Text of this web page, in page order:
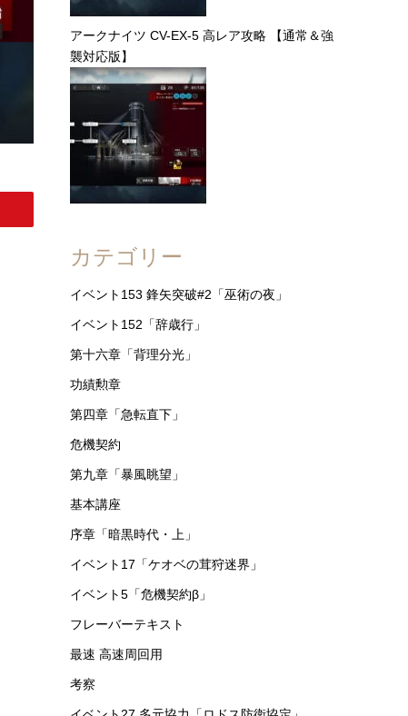
アークナイツ CV-EX-5 高レア攻略 【通常＆強
襲対応版】
カテゴリー
イベント153 鋒矢突破#2「巫術の夜」
イベント152「辞歳行」
第十六章「背理分光」
功績勲章
第四章「急転直下」
危機契約
第九章「暴風眺望」
基本講座
序章「暗黒時代・上」
イベント17「ケオベの茸狩迷界」
イベント5「危機契約β」
フレーバーテキスト
最速 高速周回用
考察